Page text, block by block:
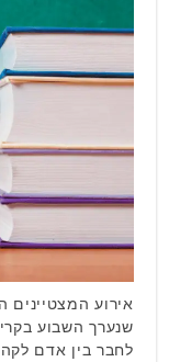
אירוע
שנערך השבוע